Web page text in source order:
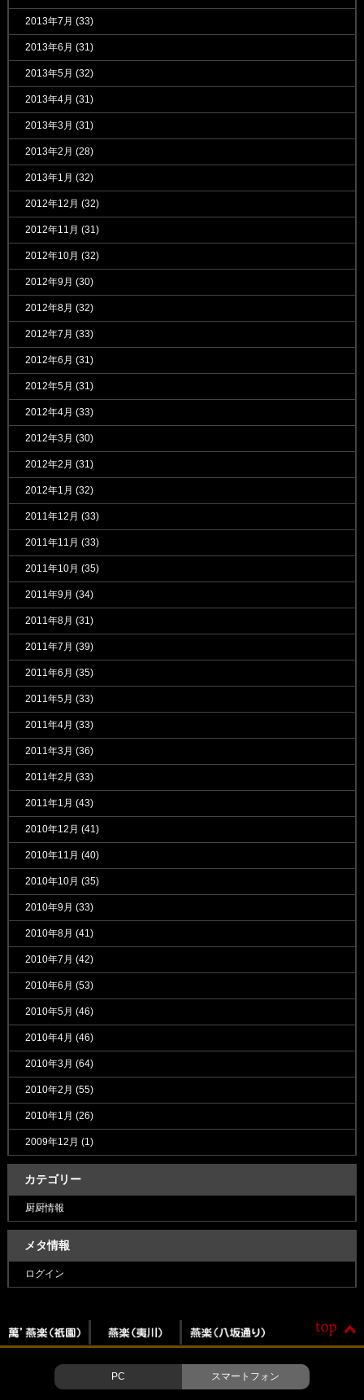
2013年7月 (33)
2013年6月 (31)
2013年5月 (32)
2013年4月 (31)
2013年3月 (31)
2013年2月 (28)
2013年1月 (32)
2012年12月 (32)
2012年11月 (31)
2012年10月 (32)
2012年9月 (30)
2012年8月 (32)
2012年7月 (33)
2012年6月 (31)
2012年5月 (31)
2012年4月 (33)
2012年3月 (30)
2012年2月 (31)
2012年1月 (32)
2011年12月 (33)
2011年11月 (33)
2011年10月 (35)
2011年9月 (34)
2011年8月 (31)
2011年7月 (39)
2011年6月 (35)
2011年5月 (33)
2011年4月 (33)
2011年3月 (36)
2011年2月 (33)
2011年1月 (43)
2010年12月 (41)
2010年11月 (40)
2010年10月 (35)
2010年9月 (33)
2010年8月 (41)
2010年7月 (42)
2010年6月 (53)
2010年5月 (46)
2010年4月 (46)
2010年3月 (64)
2010年2月 (55)
2010年1月 (26)
2009年12月 (1)
カテゴリー
厨厨情報
メタ情報
ログイン
PC スマートフォン